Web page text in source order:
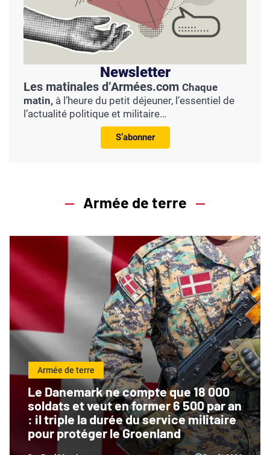
Newsletter
Les matinales d’Armées.com Chaque
matin, à l’heure du petit déjeuner, l’essentiel de
l’actualité politique et militaire…
S’abonner
Armée de terre
Armée de terre
Le Danemark ne compte que 18 000
soldats et veut en former 6 500 par an
: il triple la durée du service militaire
pour protéger le Groenland